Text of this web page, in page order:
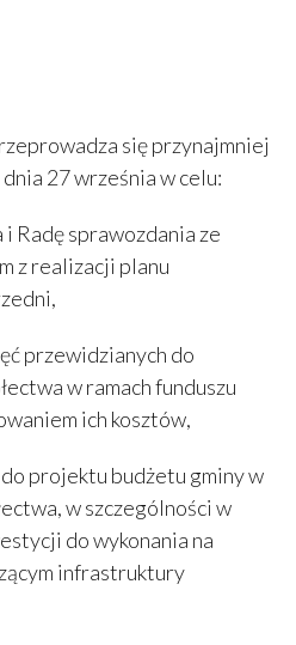
się przynajmniej
27 września w celu:
i Radę sprawozdania ze
z realizacji planu
przewidzianych do
w ramach funduszu
ich kosztów,
projektu budżetu gminy w
w szczególności w
do wykonania na
infrastruktury